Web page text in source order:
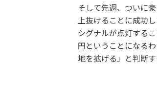
そして先週、ついに
上抜けることに成功
シグナルが点灯する
円ということになる
地を拡げる」と判断